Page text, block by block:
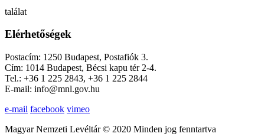
találat
Elérhetőségek
Postacím: 1250 Budapest, Postafiók 3.
Cím: 1014 Budapest, Bécsi kapu tér 2-4.
Tel.: +36 1 225 2843, +36 1 225 2844
E-mail: info@mnl.gov.hu
e-mail facebook vimeo
Magyar Nemzeti Levéltár © 2020 Minden jog fenntartva